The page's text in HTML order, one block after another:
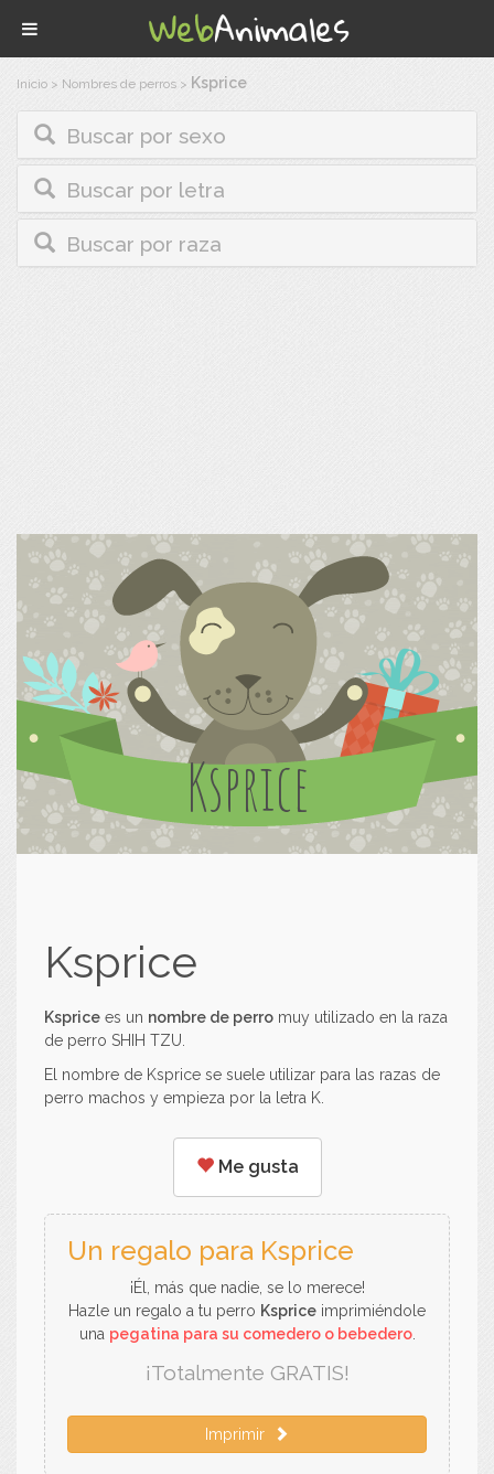
Inicio > Nombres de perros > Ksprice
Buscar por sexo
Buscar por letra
Buscar por raza
Ksprice
Ksprice
Ksprice es un nombre de perro muy utilizado en la raza
de perro SHIH TZU.
El nombre de Ksprice se suele utilizar para las razas de
perro machos y empieza por la letra K.
Me gusta
Un regalo para Ksprice
¡Él, más que nadie, se lo merece!
Hazle un regalo a tu perro Ksprice imprimiéndole
una pegatina para su comedero o bebedero.
¡Totalmente GRATIS!
Imprimir